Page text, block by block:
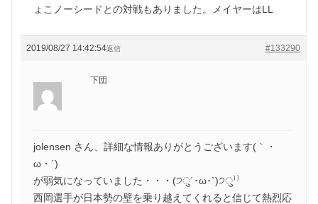
ょこノーシードとの対戦もありました。メイヤーはLL
2019/08/27 14:42:54 #133290
返信
下団
jolensen さん、詳細な情報ありがとうございます(｀・
ω・´)ゞ
が弱気になっていました・・・(੭ु´･ω･`)੭ु⁾⁾
西岡選手が日本勢の壁を乗り越えてくれると信じて熱烈応